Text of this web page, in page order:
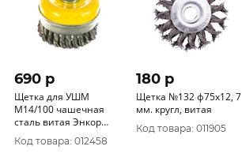
690 p
Щетка для УШМ
М14/100 чашечная
сталь витая Энкор
51547
Код товара: 012458
180 p
Щетка №132 ф75х12, 7
мм. кругл, витая
Код товара: 011905